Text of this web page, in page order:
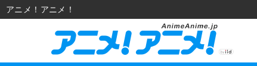
アニメ！アニメ！